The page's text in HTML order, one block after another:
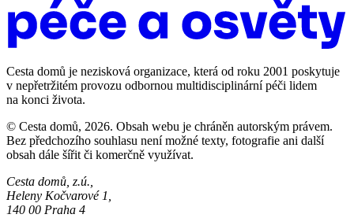
Cesta domů je nezisková organizace, která od roku 2001 poskytuje
v nepřetržitém provozu odbornou multidisciplinární péči lidem
na konci života.
© Cesta domů, 2026. Obsah webu je chráněn autorským právem.
Bez předchozího souhlasu není možné texty, fotografie ani další
obsah dále šířit či komerčně využívat.
Cesta domů, z.ú.,
Heleny Kočvarové 1,
140 00 Praha 4